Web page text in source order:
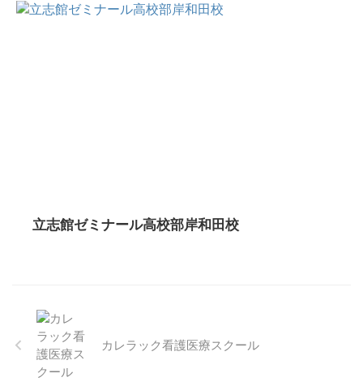
立志館ゼミナール高校部岸和田校
カレラック看護医療スクール